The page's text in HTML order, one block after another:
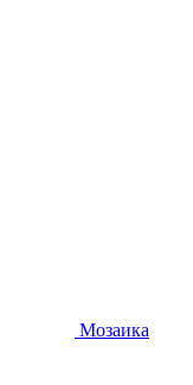
Мозаика